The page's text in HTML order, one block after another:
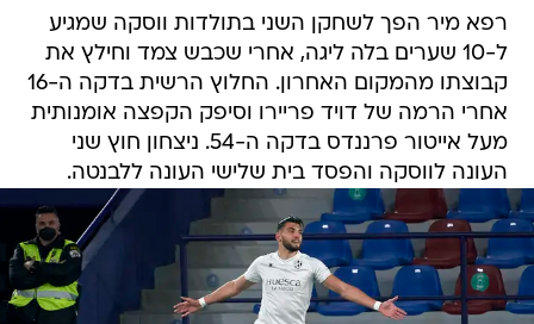
רפא מיר הפך לשחקן השני בתולדות ווסקה שמגיע
ל-10 שערים בלה ליגה, אחרי שכבש צמד וחילץ את
קבוצתו מהמקום האחרון. החלוץ הרשית בדקה ה-16
אחרי הרמה של דויד פריירו וסיפק הקפצה אומנותית
מעל אייטור פרננדס בדקה ה-54. ניצחון חוץ שני
העונה לווסקה והפסד בית שלישי העונה ללבנטה.